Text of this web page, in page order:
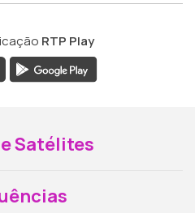
RTP Play
Satélites